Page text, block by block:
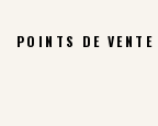
POINTS DE VENTE